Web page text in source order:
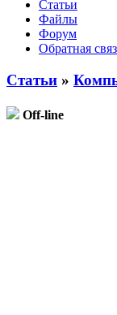
Статьи
Файлы
Форум
Обратная
Статьи »
Off-line